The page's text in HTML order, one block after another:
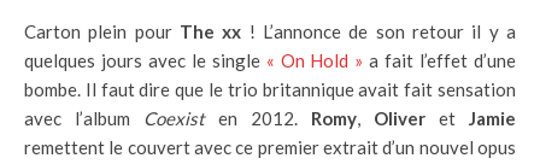
Carton plein pour The xx ! L’annonce de son retour il y a
quelques jours avec le single « On Hold » a fait l’effet d’une
bombe. Il faut dire que le trio britannique avait fait sensation
avec l’album Coexisten 2012. Romy, Oliver et Jamie
remettent le couvert avec ce premier extrait d’un nouvel opus